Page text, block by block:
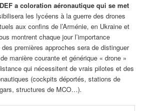
a coloration aéronautique qui se met
les lycéens à la guerre des drones
aux confins de l’Arménie, en Ukraine et
montrent chaque jour l’importance
des premières approches sera de distinguer
manière courante et générique « drone »
qui nécessitent de vrais pilotes et des
(cockpits déportés, stations de
structures de MCO…).